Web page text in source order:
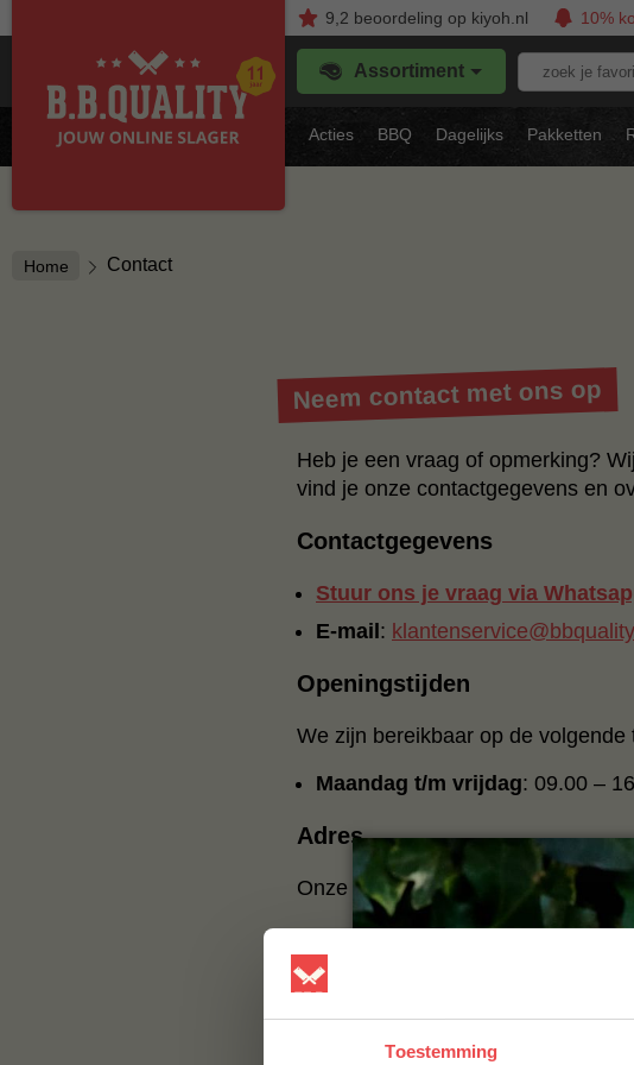
Toestemming
9,2 beoordelingop kiyoh.nl 10%
Assortiment
Zoek
stuk
vlees..
Acties BBQ Dagelijks Pakketten
Home Contact
Neem contact met ons op
Heb je een vraag of opmerking?
vind je onze contactgegevens en
Contactgegevens
Stuur ons je vraag via
E-mail :
Openingstijden
We zijn bereikbaar op de volgende
Maandag t/m vrijdag: 09.00 –
Adres
Onze locatie:
Gasstraat Oost 30K
5349 AV Oss